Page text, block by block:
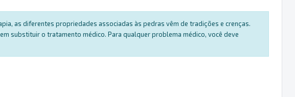
as diferentes propriedades associadas às pedras vêm de tradições e crenças.
substituir o tratamento médico. Para qualquer problema médico, você deve